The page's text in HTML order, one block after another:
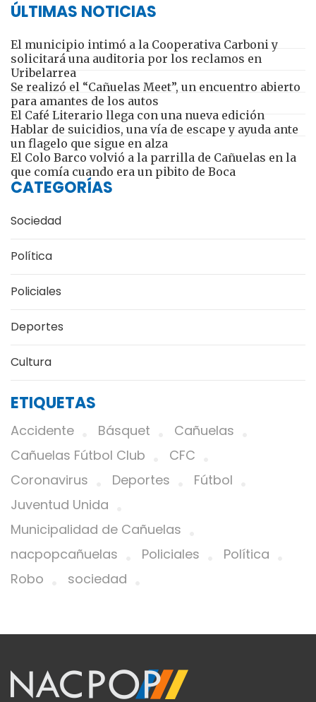
ÚLTIMAS NOTICIAS
El municipio intimó a la Cooperativa Carboni y
solicitará una auditoria por los reclamos en
Uribelarrea
Se realizó el “Cañuelas Meet”, un encuentro abierto
para amantes de los autos
El Café Literario llega con una nueva edición
Hablar de suicidios, una vía de escape y ayuda ante
un flagelo que sigue en alza
El Colo Barco volvió a la parrilla de Cañuelas en la
que comía cuando era un pibito de Boca
CATEGORÍAS
Sociedad
Política
Policiales
Deportes
Cultura
ETIQUETAS
Accidente Básquet
Cañuelas
Cañuelas Fútbol Club
CFC
Coronavirus
Deportes
Fútbol
Juventud Unida
Municipalidad de Cañuelas
nacpopcañuelas
Policiales
Política
Robo
sociedad